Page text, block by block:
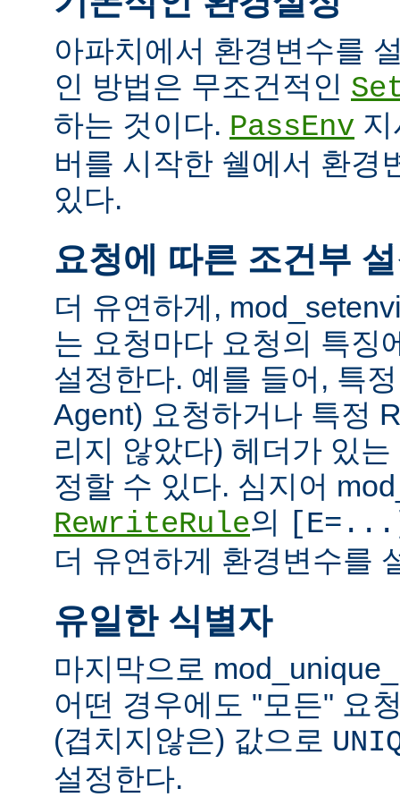
아파치에서 환경변수를
인 방법은 무조건적인
하는 것이다. PassEnv
버를 시작한 쉘에서 환경
있다.
요청에 따른 조건부
더 유연하게,
는 요청마다 요청의 특징
설정한다. 예를 들어, 특
Agent) 요청하거나 특정
리지 않았다) 헤더가 있
정할 수 있다. 심지어
RewriteRule의
더 유연하게 환경변수를
유일한 식별자
마지막으로
어떤 경우에도 "모든" 요
(겹치지않은) 값으로
설정한다.